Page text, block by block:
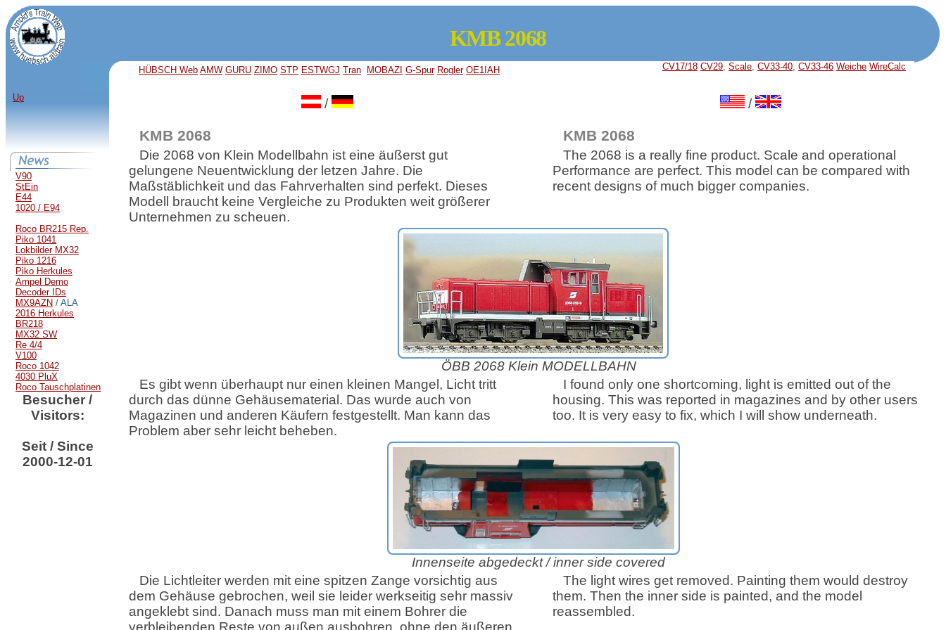
KMB 2068
HÜBSCH Web AMW GURU ZIMO STP ESTWGJ Tran MOBAZI G-Spur Rogler OE1IAH CV17/18 CV29, Scale, CV33-40, CV33-46 Weiche WireCalc
Up
V90
StEin
E44
1020 / E94
Roco BR215 Rep.
Piko 1041
Lokbilder MX32
Piko 1216
Piko Herkules
Ampel Demo
Decoder IDs
MX9AZN / ALA
2016 Herkules
BR218
MX32 SW
Re 4/4
V100
Roco 1042
4030 PluX
Roco Tauschplatinen
Besucher /
Visitors:
Seit / Since
2000-12-01
/ /
KMB 2068 KMB 2068
Die 2068 von Klein Modellbahn ist eine äußerst gut
gelungene Neuentwicklung der letzen Jahre. Die
Maßstäblichkeit und das Fahrverhalten sind perfekt. Dieses
Modell braucht keine Vergleiche zu Produkten weit größerer
Unternehmen zu scheuen.
The 2068 is a really fine product. Scale and operational
Performance are perfect. This model can be compared with
recent designs of much bigger companies.
ÖBB 2068 Klein MODELLBAHN
Es gibt wenn überhaupt nur einen kleinen Mangel, Licht tritt
durch das dünne Gehäusematerial. Das wurde auch von
Magazinen und anderen Käufern festgestellt. Man kann das
Problem aber sehr leicht beheben.
I found only one shortcoming, light is emitted out of the
housing. This was reported in magazines and by other users
too. It is very easy to fix, which I will show underneath.
Innenseite abgedeckt /inner side covered
Die Lichtleiter werden mit eine spitzen Zange vorsichtig aus
dem Gehäuse gebrochen, weil sie leider werkseitig sehr massiv
angeklebt sind. Danach muss man mit einem Bohrer die
verbleibenden Reste von außen ausbohren, ohne den äußeren
The light wires get removed. Painting them would destroy
them. Then the inner side is painted, and the model
reassembled.